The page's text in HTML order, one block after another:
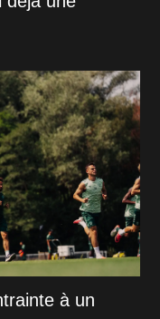
à un